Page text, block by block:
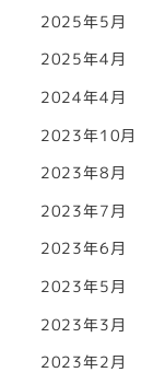
2025年5月
2025年4月
2024年4月
2023年10月
2023年8月
2023年7月
2023年6月
2023年5月
2023年3月
2023年2月